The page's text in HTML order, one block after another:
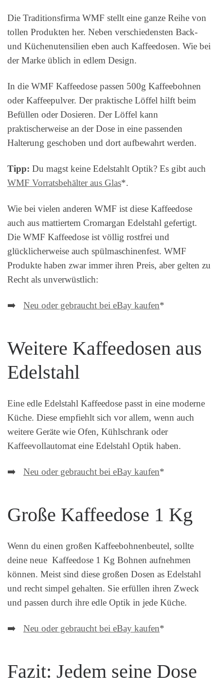
Die Traditionsfirma WMF stellt eine ganze Reihe von
tollen Produkten her. Neben verschiedensten Back-
und Küchenutensilien eben auch Kaffeedosen. Wie bei
der Marke üblich in edlem Design.
In die WMF Kaffeedose passen 500g Kaffeebohnen
oder Kaffeepulver. Der praktische Löffel hilft beim
Befüllen oder Dosieren. Der Löffel kann
praktischerweise an der Dose in eine passenden
Halterung geschoben und dort aufbewahrt werden.
Tipp: Du magst keine Edelstahlt Optik? Es gibt auch
WMF Vorratsbehälter aus Glas*.
Wie bei vielen anderen WMF ist diese Kaffeedose
auch aus mattiertem Cromargan Edelstahl gefertigt.
Die WMF Kaffeedose ist völlig rostfrei und
glücklicherweise auch spülmaschinenfest. WMF
Produkte haben zwar immer ihren Preis, aber gelten zu
Recht als unverwüstlich:
➡️ Neu oder gebraucht bei eBay kaufen*
Weitere Kaffeedosen aus
Edelstahl
Eine edle Edelstahl Kaffeedose passt in eine moderne
Küche. Diese empfiehlt sich vor allem, wenn auch
weitere Geräte wie Ofen, Kühlschrank oder
Kaffeevollautomat eine Edelstahl Optik haben.
➡️ Neu oder gebraucht bei eBay kaufen*
Große Kaffeedose 1 Kg
Wenn du einen großen Kaffeebohnenbeutel, sollte
deine neue Kaffeedose 1 Kg Bohnen aufnehmen
können. Meist sind diese großen Dosen as Edelstahl
und recht simpel gehalten. Sie erfüllen ihren Zweck
und passen durch ihre edle Optik in jede Küche.
➡️ Neu oder gebraucht bei eBay kaufen*
Fazit: Jedem seine Dose